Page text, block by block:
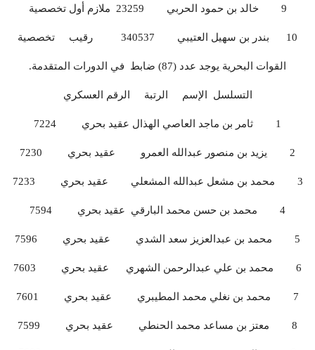
9 خالد بن حمود الحربي 23259 ملازم أول تخصصية
10 بندر بن سهيل العتيبي 340537 رقيب تخصصية
القوات البحرية يوجد عدد (87) ضابط في الدورات المتقدمة.
التسلسل الإسم الرتبة الرقم العسكري
1 ثامر بن ماجد العاصي الهذال عقيد بحري 7224
2 يزيد بن منصور عبدالله العمرو عقيد بحري 7230
3 محمد بن مشعل عبدالله المشعلي عقيد بحري 7233
4 محمد بن حسن محمد البارقي عقيد بحري 7594
5 محمد بن عبدالعزيز سعد الشدي عقيد بحري 7596
6 محمد بن علي عبدالرحمن الشهري عقيد بحري 7603
7 محمد بن نغلي محمد المطيبري عقيد بحري 7601
8 معتز بن مساعد محمد الحنطي عقيد بحري 7599